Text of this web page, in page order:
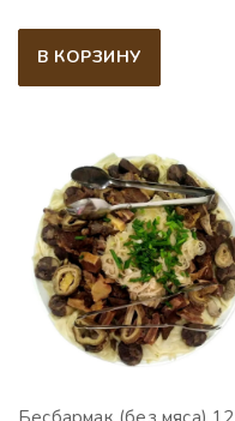
В КОРЗИНУ